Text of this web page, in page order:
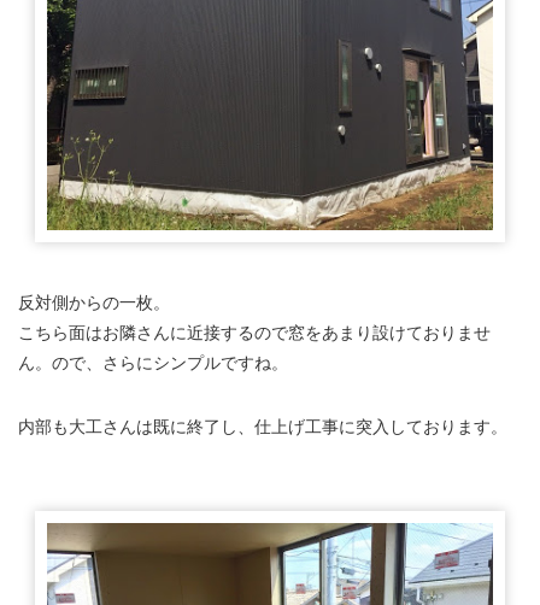
反対側からの一枚。
こちら面はお隣さんに近接するので窓をあまり設けておりませ
ん。ので、さらにシンプルですね。
内部も大工さんは既に終了し、仕上げ工事に突入しております。